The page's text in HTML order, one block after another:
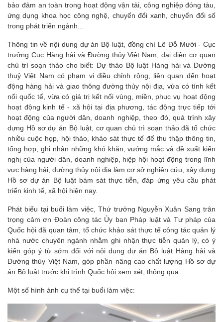
bảo đảm an toàn trong hoạt động vận tải, công nghiệp đóng tàu,
ứng dụng khoa học công nghệ, chuyển đổi xanh, chuyển đổi số
trong phát triển ngành...
Thông tin về nội dung dự án Bộ luật, đồng chí Lê Đỗ Mười - Cục
trưởng Cục Hàng hải và Đường thủy Việt Nam, đại diện cơ quan
chủ trì soạn thảo cho biết: Dự thảo Bộ luật Hàng hải và Đường
thuỷ Việt Nam có phạm vi điều chỉnh rộng, liên quan đến hoạt
động hàng hải và giao thông đường thủy nội địa, vừa có tính kết
nối quốc tế, vừa có giá trị kết nối vùng, miền, phục vụ hoạt động
hoạt động kinh tế - xã hội tại địa phương, tác động trực tiếp tới
hoạt động của người dân, doanh nghiệp, theo đó, quá trình xây
dựng Hồ sơ dự án Bộ luật, cơ quan chủ trì soạn thảo đã tổ chức
nhiều cuộc họp, hội thảo, khảo sát thực tế để thu thập thông tin,
tổng hợp, ghi nhận những khó khăn, vướng mắc và đề xuất kiến
nghị của người dân, doanh nghiệp, hiệp hội hoạt động trong lĩnh
vực hàng hải, đường thủy nội địa làm cơ sở nghiên cứu, xây dựng
Hồ sơ dự án Bộ luật bám sát thực tiễn, đáp ứng yêu cầu phát
triển kinh tế, xã hội hiện nay.
Phát biểu tại buổi làm việc, Thứ trưởng Nguyễn Xuân Sang trân
trọng cảm ơn Đoàn công tác Ủy ban Pháp luật và Tư pháp của
Quốc hội đã quan tâm, tổ chức khảo sát thực tế công tác quản lý
nhà nước chuyên ngành nhằm ghi nhận thực tiễn quản lý, có ý
kiến góp ý từ sớm đối với nội dung dự án Bộ luật Hàng hải và
Đường thủy Việt Nam, góp phần nâng cao chất lượng Hồ sơ dự
án Bộ luật trước khi trình Quốc hội xem xét, thông qua.
Một số hình ảnh cụ thể tại buổi làm việc: